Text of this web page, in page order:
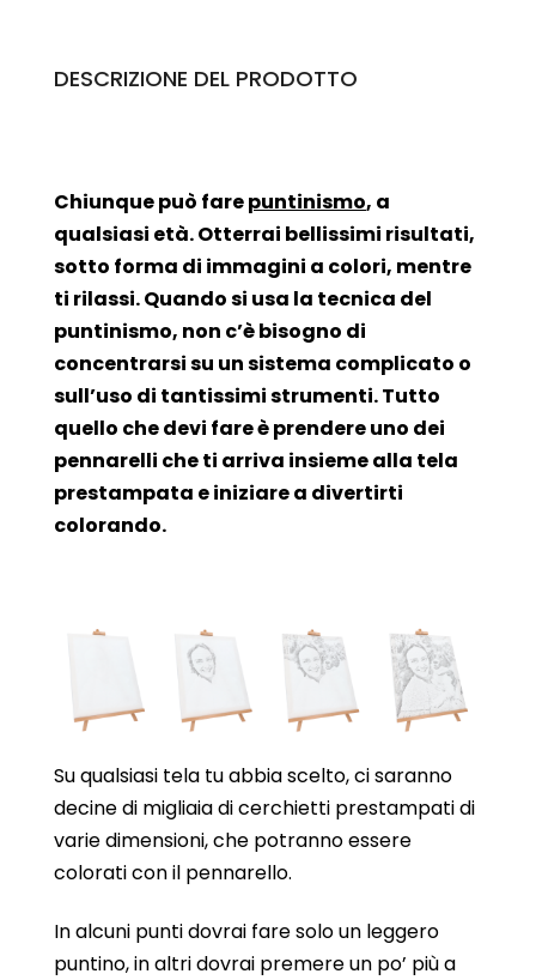
DESCRIZIONE DEL PRODOTTO
Chiunque può farepuntinismo, a
qualsiasi età. Otterrai bellissimi risultati,
sotto forma di immagini a colori, mentre
ti rilassi. Quando si usa la tecnica del
puntinismo, non c’è bisogno di
concentrarsi su un sistema complicato o
sull’uso di tantissimi strumenti. Tutto
quello che devi fare è prendere uno dei
pennarelli che ti arriva insieme alla tela
prestampata e iniziare a divertirti
colorando.
Su qualsiasi tela tu abbia scelto, ci saranno
decine di migliaia di cerchietti prestampati di
varie dimensioni, che potranno essere
colorati con il pennarello.
In alcuni punti dovrai fare solo un leggero
puntino, in altri dovrai premere un po’ più a